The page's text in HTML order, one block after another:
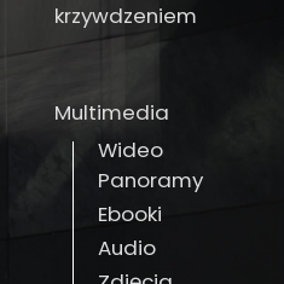
krzywdzeniem
Multimedia
Wideo
Panoramy
Ebooki
Audio